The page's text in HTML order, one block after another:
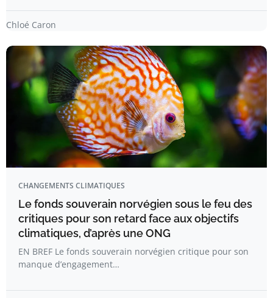
Chloé Caron
CHANGEMENTS CLIMATIQUES
Le fonds souverain norvégien sous le feu des
critiques pour son retard face aux objectifs
climatiques, d’après une ONG
EN BREF Le fonds souverain norvégien critique pour son
manque d’engagement…